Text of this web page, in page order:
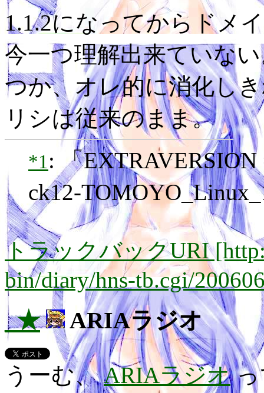
1.1.2になってからドメ
今一つ理解出来ていな
つか、オレ的に消化し
リシは従来のまま。
*1: 「
ck12-
トラックバックURI
bin/diary/hns-tb.cgi/
_★ ARIAラジオ
うーむ、ARIAラジオっ